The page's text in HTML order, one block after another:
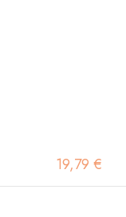
19,79 €